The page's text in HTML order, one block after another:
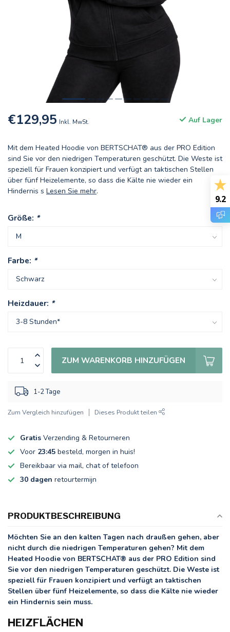
€129,95 Inkl. MwSt. Auf Lager
Mit dem Heated Hoodie von BERTSCHAT® aus der PRO Edition
sind Sie vor den niedrigen Temperaturen geschützt. Die Weste ist
speziell für Frauen konzipiert und verfügt an taktischen Stellen
über fünf Heizelemente, so dass die Kälte nie wieder ein
Hindernis s Lesen Sie mehr.
Größe: *
Farbe: *
Heizdauer: *
ZUM WARENKORB HINZUFÜGEN
1-2 Tage
Zum Vergleich hinzufügen Dieses Produkt teilen
Gratis Verzending & Retourneren
Voor 23:45 besteld, morgen in huis!
Bereikbaar via mail, chat of telefoon
30 dagen retourtermijn
PRODUKTBESCHREIBUNG
Möchten Sie an den kalten Tagen nach draußen gehen, aber
nicht durch die niedrigen Temperaturen gehen? Mit dem
Heated Hoodie von BERTSCHAT® aus der PRO Edition sind
Sie vor den niedrigen Temperaturen geschützt. Die Weste ist
speziell für Frauen konzipiert und verfügt an taktischen
Stellen über fünf Heizelemente, so dass die Kälte nie wieder
ein Hindernis sein muss.
HEIZFLÄCHEN
9.2